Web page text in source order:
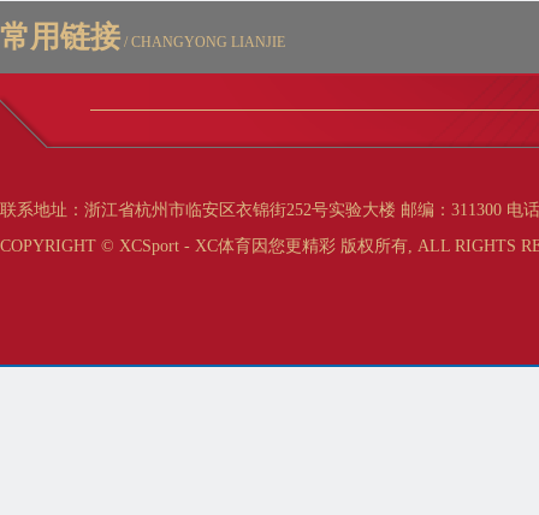
常用链接 / CHANGYONG LIANJIE
联系地址：浙江省杭州市临安区衣锦街252号实验大楼 邮编：311300 电
COPYRIGHT © XCSport - XC体育因您更精彩 版权所有, ALL RIGHTS